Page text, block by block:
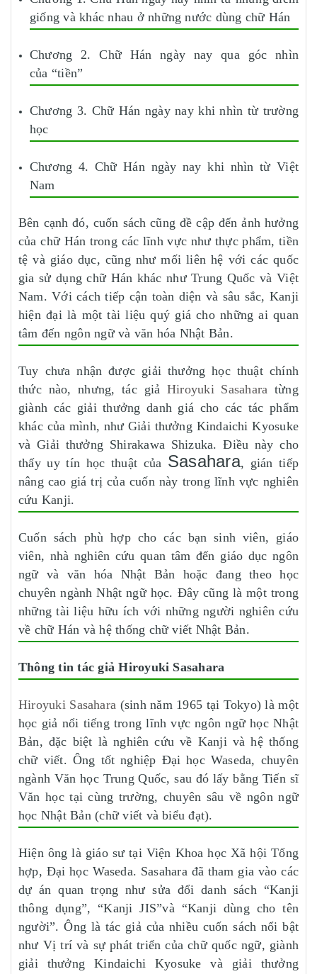
giống và khác nhau ở những nước dùng chữ Hán
Chương 2. Chữ Hán ngày nay qua góc nhìn
của “tiền”
Chương 3. Chữ Hán ngày nay khi nhìn từ trường
học
Chương 4. Chữ Hán ngày nay khi nhìn từ Việt
Nam
Bên cạnh đó, cuốn sách cũng đề cập đến ảnh hưởng
của chữ Hán trong các lĩnh vực như thực phẩm, tiền
tệ và giáo dục, cũng như mối liên hệ với các quốc
gia sử dụng chữ Hán khác như Trung Quốc và Việt
Nam. Với cách tiếp cận toàn diện và sâu sắc, Kanji
hiện đại là một tài liệu quý giá cho những ai quan
tâm đến ngôn ngữ và văn hóa Nhật Bản.
Tuy chưa nhận được giải thưởng học thuật chính
thức nào, nhưng, tác giả Hiroyuki Sasahara từng
giành các giải thưởng danh giá cho các tác phẩm
khác của mình, như Giải thưởng Kindaichi Kyosuke
và Giải thưởng Shirakawa Shizuka. Điều này cho
thấy uy tín học thuật của Sasahara, gián tiếp
nâng cao giá trị của cuốn này trong lĩnh vực nghiên
cứu Kanji.
Cuốn sách phù hợp cho các bạn sinh viên, giáo
viên, nhà nghiên cứu quan tâm đến giáo dục ngôn
ngữ và văn hóa Nhật Bản hoặc đang theo học
chuyên ngành Nhật ngữ học. Đây cũng là một trong
những tài liệu hữu ích với những người nghiên cứu
về chữ Hán và hệ thống chữ viết Nhật Bản.
Thông tin tác giả Hiroyuki Sasahara
Hiroyuki Sasahara (sinh năm 1965 tại Tokyo) là một
học giả nổi tiếng trong lĩnh vực ngôn ngữ học Nhật
Bản, đặc biệt là nghiên cứu về Kanji và hệ thống
chữ viết. Ông tốt nghiệp Đại học Waseda, chuyên
ngành Văn học Trung Quốc, sau đó lấy bằng Tiến sĩ
Văn học tại cùng trường, chuyên sâu về ngôn ngữ
học Nhật Bản (chữ viết và biểu đạt).
Hiện ông là giáo sư tại Viện Khoa học Xã hội Tổng
hợp, Đại học Waseda. Sasahara đã tham gia vào các
dự án quan trọng như sửa đổi danh sách “Kanji
thông dụng”, “Kanji JIS”và “Kanji dùng cho tên
người”. Ông là tác giả của nhiều cuốn sách nổi bật
như Vị trí và sự phát triển của chữ quốc ngữ, giành
giải thưởng Kindaichi Kyosuke và giải thưởng